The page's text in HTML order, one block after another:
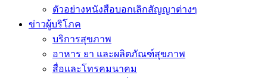
ตัวอย่างหนังสือบอกเลิกสัญญาต่างๆ
ข่าวผู้บริโภค
บริการสุขภาพ
อาหาร ยา และผลิตภัณฑ์สุขภาพ
สื่อและโทรคมนาคม